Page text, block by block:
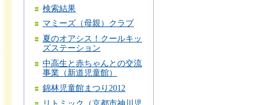
検索結果
マミーズ（母親）クラブ
夏のオアシス！クールキッ
ズステーション
中高生と赤ちゃんとの交流
事業（新道児童館）
錦林児童館まつり2012